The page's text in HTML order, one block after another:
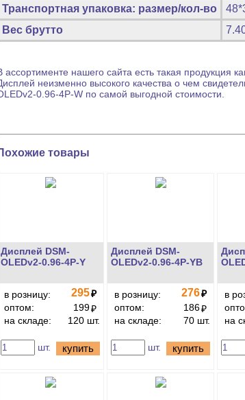
Транспортная упаковка: размер/кол-во
Вес брутто
ассортименте нашего сайта есть такая продукция
неизменно высокого качества о чем
0.96-4P-W по самой выгодной стоимости.
товары
Дисплей DSM-
OLEDv2-0.96-4P-Y
в розницу: 295₽
оптом:
199₽
на складе:
120 шт.
шт. купить
Дисплей DSM-
OLEDv2-0.96-4P-YB
в розницу: 276₽
оптом:
186₽
на складе:
70 шт.
шт. купить
в
на